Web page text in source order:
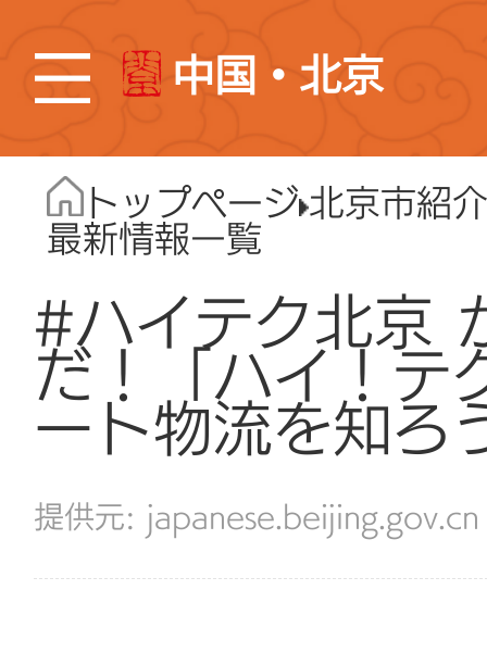
中国・北京
トップページ 北京市紹
最新情報一覧
#ハイテク北京
だ！「ハイ！テ
ート物流を知ろ
japanese.beijing.gov.cn